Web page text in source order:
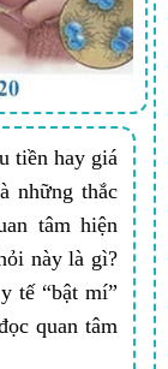
tiền hay giá
những thắc
tâm hiện
này là gì?
tế “bật mí”
quan tâm